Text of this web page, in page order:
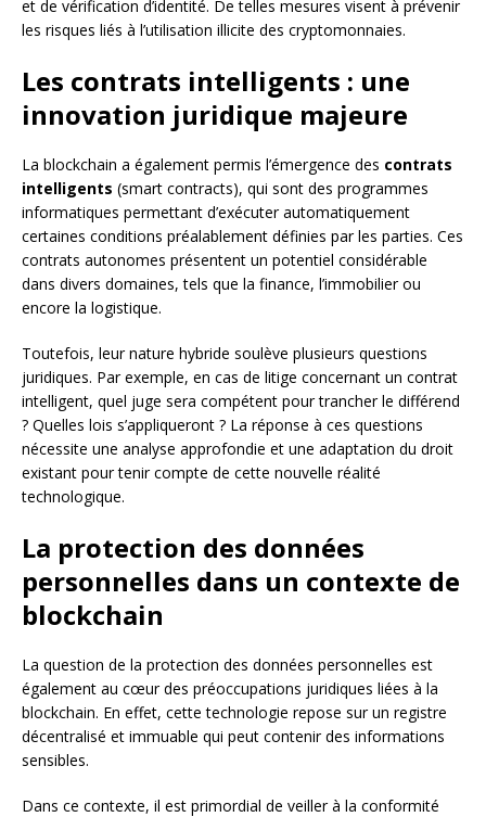
et de vérification d’identité. De telles mesures visent à prévenir
les risques liés à l’utilisation illicite des cryptomonnaies.
Les contrats intelligents : une
innovation juridique majeure
La blockchain a également permis l’émergence des contrats
intelligents (smart contracts), qui sont des programmes
informatiques permettant d’exécuter automatiquement
certaines conditions préalablement définies par les parties. Ces
contrats autonomes présentent un potentiel considérable
dans divers domaines, tels que la finance, l’immobilier ou
encore la logistique.
Toutefois, leur nature hybride soulève plusieurs questions
juridiques. Par exemple, en cas de litige concernant un contrat
intelligent, quel juge sera compétent pour trancher le différend
? Quelles lois s’appliqueront ? La réponse à ces questions
nécessite une analyse approfondie et une adaptation du droit
existant pour tenir compte de cette nouvelle réalité
technologique.
La protection des données
personnelles dans un contexte de
blockchain
La question de la protection des données personnelles est
également au cœur des préoccupations juridiques liées à la
blockchain. En effet, cette technologie repose sur un registre
décentralisé et immuable qui peut contenir des informations
sensibles.
Dans ce contexte, il est primordial de veiller à la conformité